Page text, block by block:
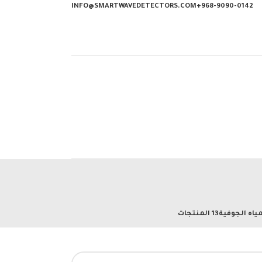
968-9090-0142+
INFO@SMARTWAVEDETECTORS.COM
الجوفية13 المنتجات